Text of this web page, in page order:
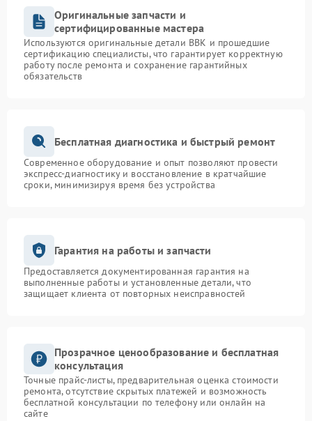
Оригинальные запчасти и
сертифицированные мастера
Используются оригинальные детали BBK и прошедшие
сертификацию специалисты, что гарантирует корректную
работу после ремонта и сохранение гарантийных
обязательств
Бесплатная диагностика и быстрый ремонт
Современное оборудование и опыт позволяют провести
экспресс-диагностику и восстановление в кратчайшие
сроки, минимизируя время без устройства
Гарантия на работы и запчасти
Предоставляется документированная гарантия на
выполненные работы и установленные детали, что
защищает клиента от повторных неисправностей
Прозрачное ценообразование и бесплатная
консультация
Точные прайс-листы, предварительная оценка стоимости
ремонта, отсутствие скрытых платежей и возможность
бесплатной консультации по телефону или онлайн на
сайте